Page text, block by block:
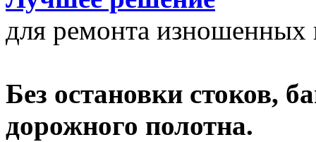
для ремонта изношенных
Без остановки стоков,
дорожного полотна.